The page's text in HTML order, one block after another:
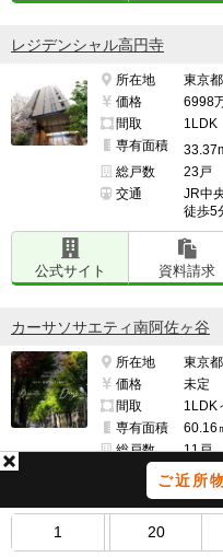
ご近所
1 20
レジデンシャル高円寺
所在地
東京
価格
6998
間取
1LDK
専有面積
総戸数
23戸
交通
JR中
徒歩5
公式サイト 資料請求
カーサソサエティ南阿佐ヶ谷
所在地
東京
価格
未定
間取
1LDK
専有面積
60.16
総戸数
11戸
東京
分|JR
公式サイト 資料請求